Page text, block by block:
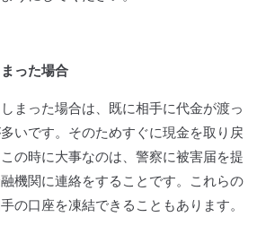
った場合
まった場合は、既に相手に代金が渡っ
いです。そのためすぐに現金を取り戻
の時に大事なのは、警察に被害届を提
機関に連絡をすることです。これらの
の口座を凍結できることもあります。